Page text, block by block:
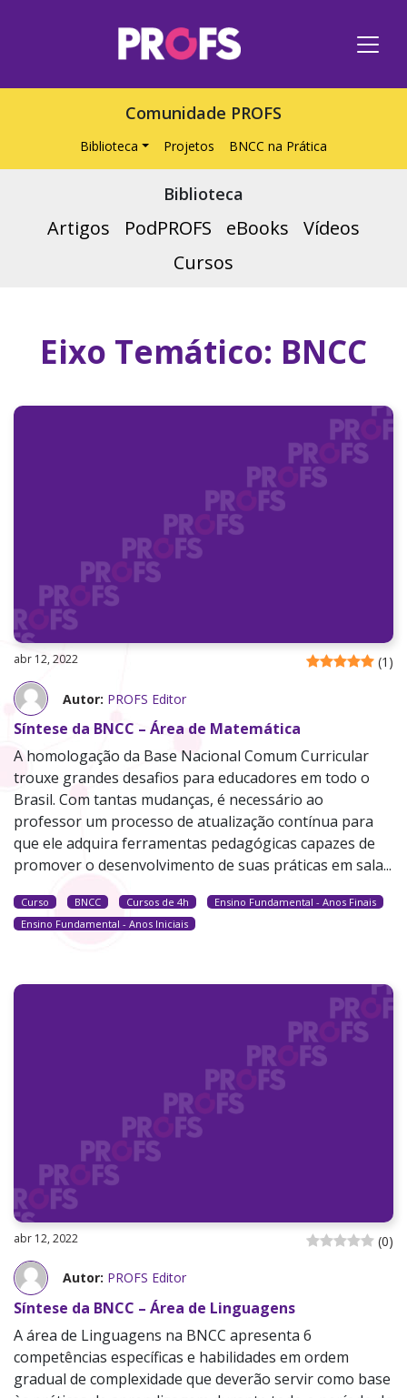
Comunidade PROFS
Biblioteca Projetos BNCC na Prática
Biblioteca
Artigos PodPROFS eBooks
Vídeos
Cursos
Eixo Temático: BNCC
abr 12, 2022 (1 )
Autor: PROFS Editor
Síntese da BNCC – Área de Matemática
A homologação da Base Nacional Comum Curricular
trouxe grandes desafios para educadores em todo o
Brasil. Com tantas mudanças, é necessário ao
professor um processo de atualização contínua para
que ele adquira ferramentas pedagógicas capazes de
promover o desenvolvimento de suas práticas em sala...
Curso BNCC Cursos de 4h
Ensino Fundamental - Anos Finais
Ensino Fundamental - Anos Iniciais
abr 12, 2022 (0)
Autor: PROFS Editor
Síntese da BNCC – Área de Linguagens
A área de Linguagens na BNCC apresenta 6
competências específicas e habilidades em ordem
gradual de complexidade que deverão servir como base